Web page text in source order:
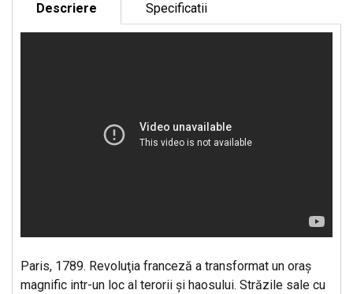
Descriere Specificatii
Paris, 1789. Revoluţia franceză a transformat un oraş
magnific intr-un loc al terorii şi haosului. Străzile sale cu